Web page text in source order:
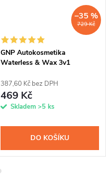
729 Kč
–35 %
GNP Autokosmetika
Waterless & Wax 3v1
387,60 Kč bez DPH
469 Kč
Skladem >5 ks
DO KOŠÍKU